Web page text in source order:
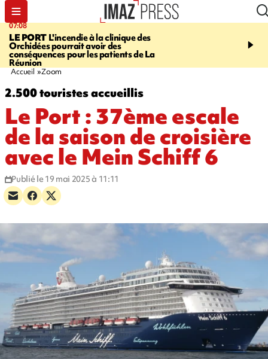
07:08
LE PORT L'incendie à la clinique des
Orchidées pourrait avoir des
conséquences pour les patients de La
Réunion
09:56
Accueil Zoom
2.500 touristes accueillis
Le Port : 37ème escale
de la saison de croisière
avec le Mein Schiff 6
Publié le 19 mai 2025 à 11:11